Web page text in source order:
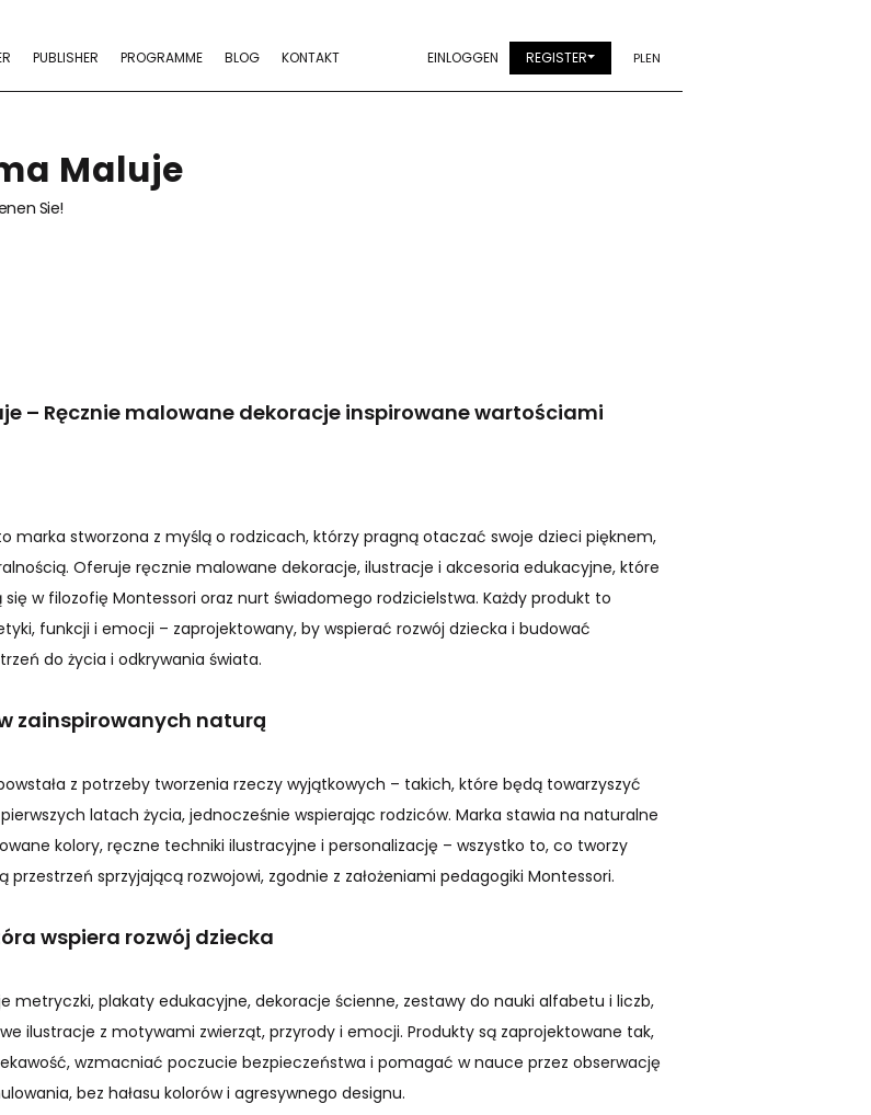
PLEN
EINLOGGEN REGISTER
PUBLISHER PROGRAMME BLOG KONTAKT
Maluje
Sie!
– Ręcznie malowane dekoracje inspirowane wartościami
marka stworzona z myślą o rodzicach, którzy pragną otaczać swoje dzieci pięknem,
Oferuje ręcznie malowane dekoracje, ilustracje i akcesoria edukacyjne, które
się w filozofię Montessori oraz nurt świadomego rodzicielstwa. Każdy produkt to
funkcji i emocji – zaprojektowany, by wspierać rozwój dziecka i budować
do życia i odkrywania świata.
zainspirowanych naturą
z potrzeby tworzenia rzeczy wyjątkowych – takich, które będą towarzyszyć
latach życia, jednocześnie wspierając rodziców. Marka stawia na naturalne
kolory, ręczne techniki ilustracyjne i personalizację – wszystko to, co tworzy
przestrzeń sprzyjającą rozwojowi, zgodnie z założeniami pedagogiki Montessori.
wspiera rozwój dziecka
metryczki, plakaty edukacyjne, dekoracje ścienne, zestawy do nauki alfabetu i liczb,
ilustracje z motywami zwierząt, przyrody i emocji. Produkty są zaprojektowane tak,
wzmacniać poczucie bezpieczeństwa i pomagać w nauce przez obserwację
bez hałasu kolorów i agresywnego designu.